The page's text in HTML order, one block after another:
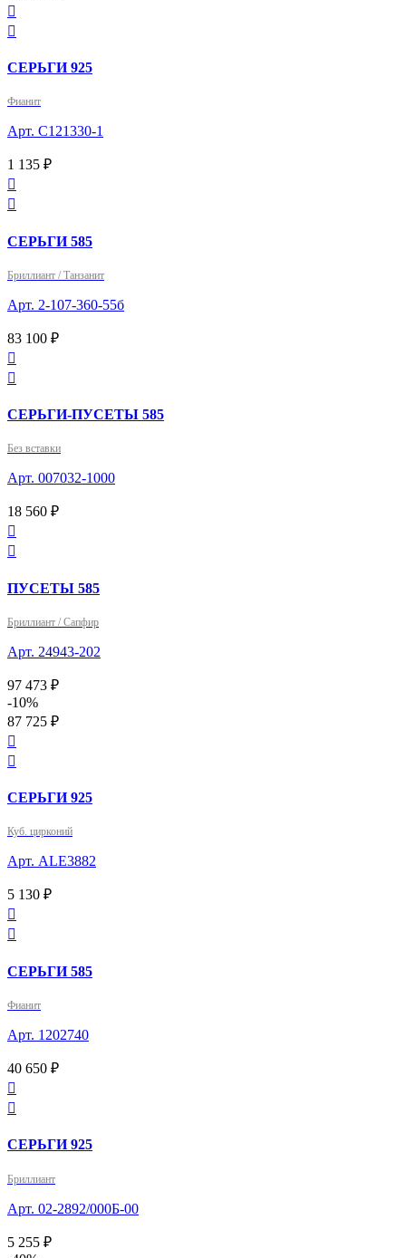


СЕРЬГИ 925
Фианит
Арт. С121330-1
1 135 ₽


СЕРЬГИ 585
Бриллиант / Танзанит
Арт. 2-107-360-55б
83 100 ₽


СЕРЬГИ-ПУСЕТЫ 585
Без вставки
Арт. 007032-1000
18 560 ₽


ПУСЕТЫ 585
Бриллиант / Сапфир
Арт. 24943-202
97 473 ₽
-10%
87 725 ₽


СЕРЬГИ 925
Куб. цирконий
Арт. ALE3882
5 130 ₽


СЕРЬГИ 585
Фианит
Арт. 1202740
40 650 ₽


СЕРЬГИ 925
Бриллиант
Арт. 02-2892/000Б-00
5 255 ₽